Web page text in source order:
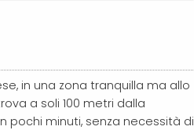
in una zona tranquilla ma allo
a soli 100 metri dalla
pochi minuti, senza necessità di